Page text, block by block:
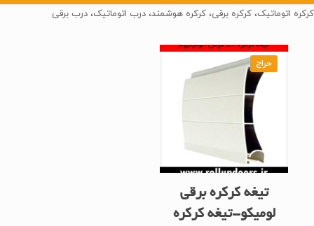
کرکره اتوماتیک، کرکره برقی، کرکره هوشمند، درب اتوماتیک، درب برقی
حراج
تیغه کرکره برقی
لومیکو-تیغه کرکره